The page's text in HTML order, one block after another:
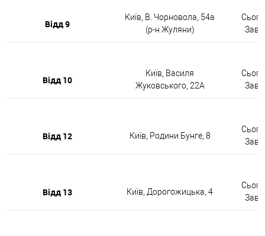
Відд 9
Київ, В. Чорновола, 54а
(р-н Жуляни)
Відд 10
Київ, Василя
Жуковського, 22А
Відд 12 Київ, Родини Бунге, 8
Відд 13 Київ, Дорогожицька, 4